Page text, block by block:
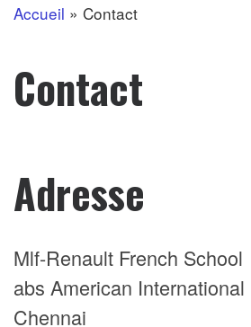
Accueil » Contact
Contact
Adresse
Mlf-Renault French School
abs American
Chennai